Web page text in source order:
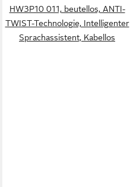
HW3P10 011, beutellos, ANTI-
TWIST-Technologie, Intelligenter
Sprachassistent, Kabellos